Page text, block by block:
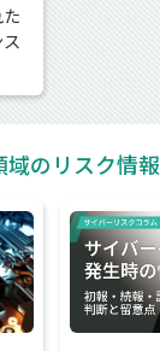
域のリスク情報